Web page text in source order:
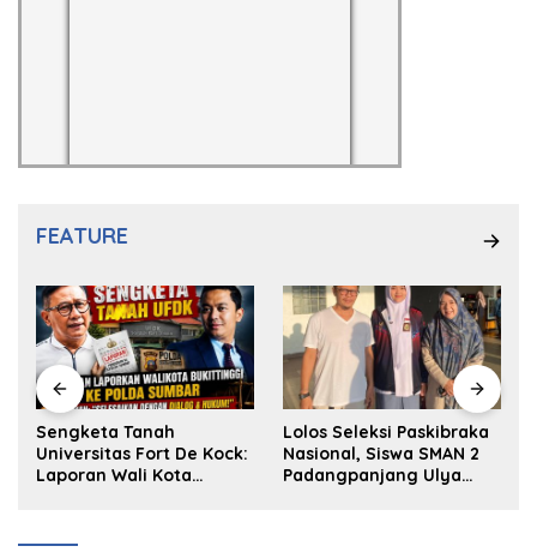
FEATURE
Sengketa Tanah
Universitas Fort De Kock:
Laporan Wali Kota
Lolos Seleksi Paskibraka
Nasional, Siswa SMAN 2
Padangpanjang Ulya